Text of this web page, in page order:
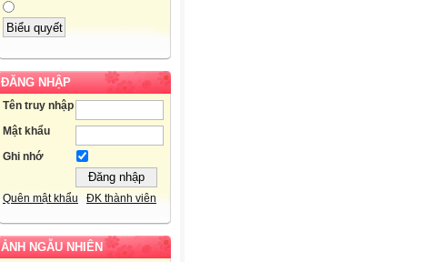
ĐĂNG NHẬP
Tên truy nhập
Mật khẩu
Ghi nhớ
Quên mật khẩu ĐK thành viên
ẢNH NGẪU NHIÊN